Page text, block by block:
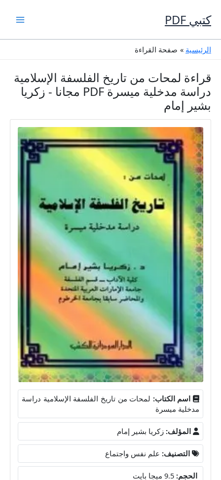
إلى
المحتوى
كتبي PDF
الرئيسية صفحة القراءة
قراءة لمحات من تاريخ الفلسفة الإسلامية
دراسة مدخلية ميسرة PDF مجانا - زكريا
بشير إمام
اسم الكتاب: لمحات من تاريخ الفلسفة الإسلامية دراسة
مدخلية ميسرة
المؤلف: زكريا بشير إمام
التصنيف: علم نفس واجتماع
الحجم: